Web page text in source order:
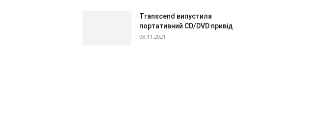
Transcend випустила
портативний CD/DVD привід
08.11.2021